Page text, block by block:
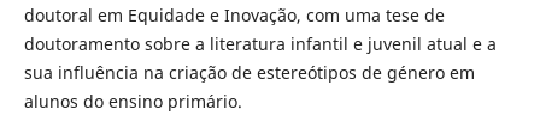
doutoral em Equidade e Inovação, com uma tese de
doutoramento sobre a literatura infantil e juvenil atual e a
sua influência na criação de estereótipos de género em
alunos do ensino primário.